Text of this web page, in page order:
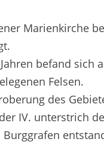
Marienkirche
befand sich
Felsen.
des
IV. unterstrich
Burggrafen